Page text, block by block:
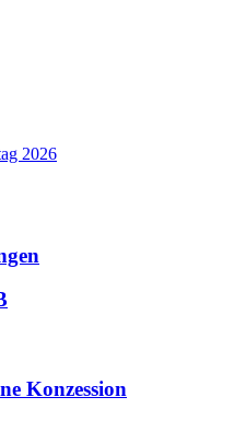
2026
Konzession